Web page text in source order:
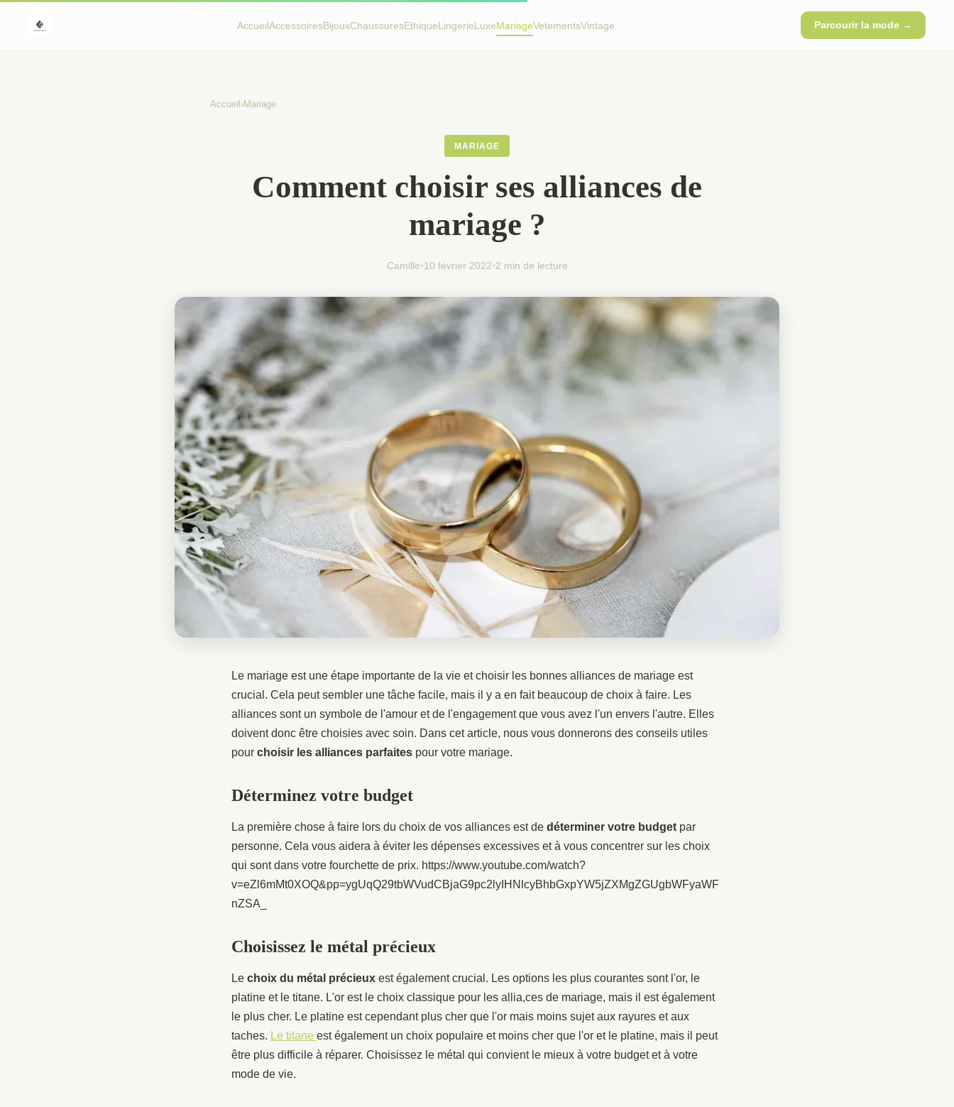
AccueilAccessoiresBijouxChaussuresEthiqueLingerieLuxeMariageVetementsVintage Parcourir la mode →
Accueil ›Mariage
MARIAGE
Comment choisir ses alliances de
mariage ?
Camille•10 février 2022•2 min de lecture
Le mariage est une étape importante de la vie et choisir les bonnes alliances de mariage est
crucial. Cela peut sembler une tâche facile, mais il y a en fait beaucoup de choix à faire. Les
alliances sont un symbole de l'amour et de l'engagement que vous avez l'un envers l'autre. Elles
doivent donc être choisies avec soin. Dans cet article, nous vous donnerons des conseils utiles
pour choisir les alliances parfaites pour votre mariage.
Déterminez votre budget
La première chose à faire lors du choix de vos alliances est de déterminer votre budget par
personne. Cela vous aidera à éviter les dépenses excessives et à vous concentrer sur les choix
qui sont dans votre fourchette de prix. https://www.youtube.com/watch?
v=eZl6mMt0XOQ&pp=ygUqQ29tbWVudCBjaG9pc2lyIHNlcyBhbGxpYW5jZXMgZGUgbWFyaWF
nZSA_
Choisissez le métal précieux
Le choix du métal précieux est également crucial. Les options les plus courantes sont l'or, le
platine et le titane. L'or est le choix classique pour les allia,ces de mariage, mais il est également
le plus cher. Le platine est cependant plus cher que l'or mais moins sujet aux rayures et aux
taches. Le titane est également un choix populaire et moins cher que l'or et le platine, mais il peut
être plus difficile à réparer. Choisissez le métal qui convient le mieux à votre budget et à votre
mode de vie.